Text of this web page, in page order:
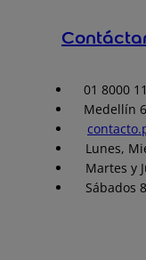
01 8000
Medellín
Lunes,
Martes y
Sábados